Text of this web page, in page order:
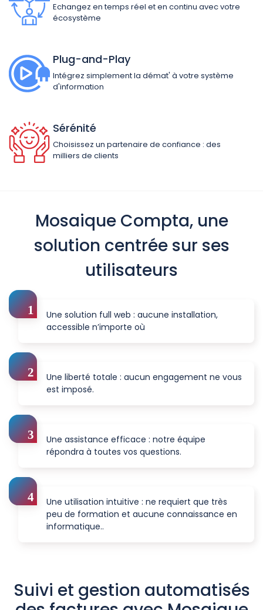
Echangez en temps réel et en continu avec votre
écosystème
Plug-and-Play
Intégrez simplement la démat' à votre système
d'information
Sérénité
Choisissez un partenaire de confiance : des
milliers de clients
Mosaique Compta, une
solution centrée sur ses
utilisateurs
Une solution full web : aucune installation,
accessible n’importe où
Une liberté totale : aucun engagement ne vous
est imposé.
Une assistance efficace : notre équipe
répondra à toutes vos questions.
Une utilisation intuitive : ne requiert que très
peu de formation et aucune connaissance en
informatique..
Suivi et gestion automatisés